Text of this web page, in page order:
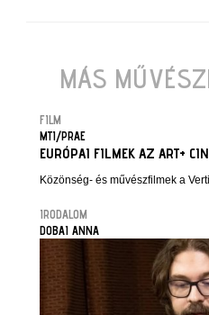
MÁS
FILM
MTI/PRAE
EURÓPAI FILMEK AZ ART+
Közönség- és művészfilmek a
IRODALOM
DOBAI ANNA